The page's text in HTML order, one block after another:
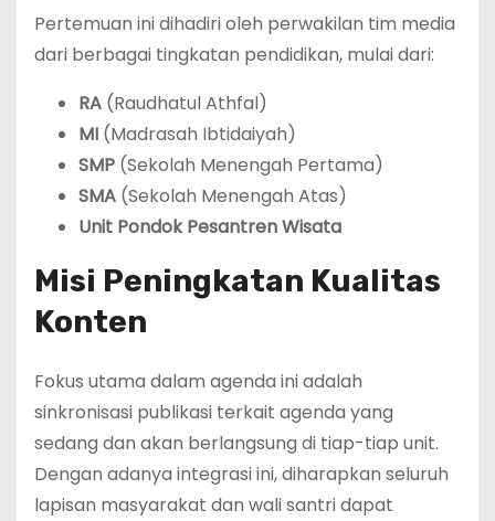
Pertemuan ini dihadiri oleh perwakilan tim media
dari berbagai tingkatan pendidikan, mulai dari:
RA (Raudhatul Athfal)
MI (Madrasah Ibtidaiyah)
SMP (Sekolah Menengah Pertama)
SMA (Sekolah Menengah Atas)
Unit Pondok Pesantren Wisata
Misi Peningkatan Kualitas
Konten
Fokus utama dalam agenda ini adalah
sinkronisasi publikasi terkait agenda yang
sedang dan akan berlangsung di tiap-tiap unit.
Dengan adanya integrasi ini, diharapkan seluruh
lapisan masyarakat dan wali santri dapat